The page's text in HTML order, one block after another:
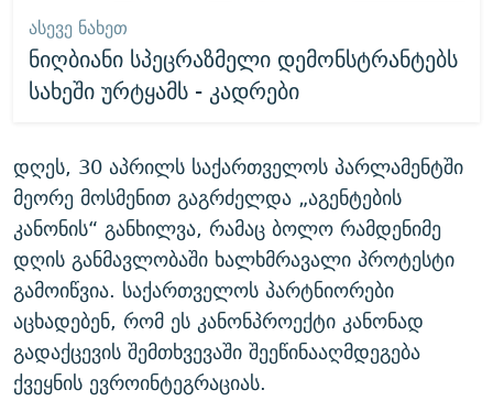
ᲐᲡᲔᲕᲔ ᲜᲐᲮᲔᲗ
ნიღბიანი სპეცრაზმელი დემონსტრანტებს
სახეში ურტყამს - კადრები
დღეს, 30 აპრილს საქართველოს პარლამენტში
მეორე მოსმენით გაგრძელდა „აგენტების
კანონის“ განხილვა, რამაც ბოლო რამდენიმე
დღის განმავლობაში ხალხმრავალი პროტესტი
გამოიწვია. საქართველოს პარტნიორები
აცხადებენ, რომ ეს კანონპროექტი კანონად
გადაქცევის შემთხვევაში შეეწინააღმდეგება
ქვეყნის ევროინტეგრაციას.